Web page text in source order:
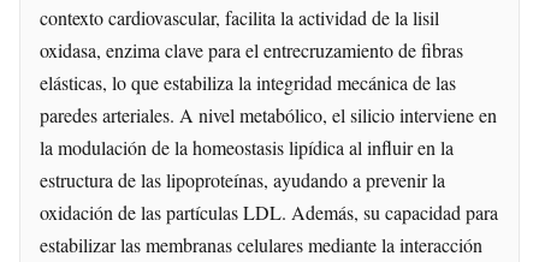
contexto cardiovascular, facilita la actividad de la lisil
oxidasa, enzima clave para el entrecruzamiento de fibras
elásticas, lo que estabiliza la integridad mecánica de las
paredes arteriales. A nivel metabólico, el silicio interviene en
la modulación de la homeostasis lipídica al influir en la
estructura de las lipoproteínas, ayudando a prevenir la
oxidación de las partículas LDL. Además, su capacidad para
estabilizar las membranas celulares mediante la interacción